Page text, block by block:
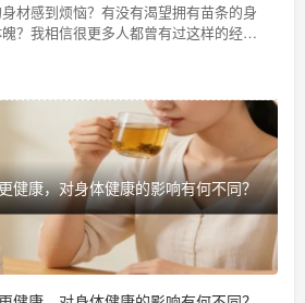
材感到烦恼？有没有渴望拥有苗条的身
？我相信很更多人都曾有过这样的经
，我们尝试了各种方法，吃过了无数种
我们就来聊聊熟食胡萝卜对瘦身效果的
健康，对身体健康的影响有何不同？